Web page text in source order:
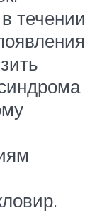
течении